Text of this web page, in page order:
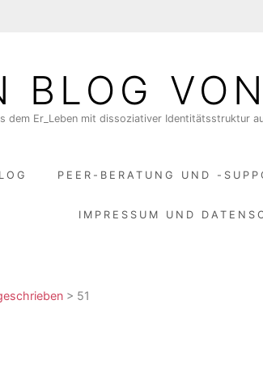
BLOG
dem Er_Leben mit dissoziativer Identitätsstruktur
PEER-BERATUNG UND -
IMPRESSUM UND
> 51